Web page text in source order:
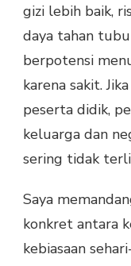
gizi lebih baik,
daya tahan
berpotensi
karena sakit.
peserta didik,
keluarga dan
sering tidak
Saya
konkret antara
kebiasaan